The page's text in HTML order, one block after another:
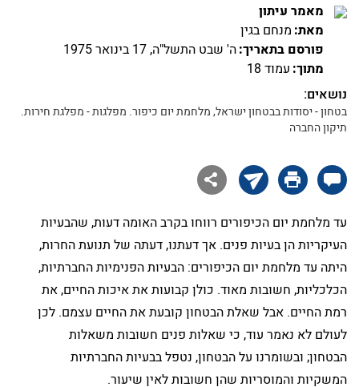
מאמר עיתון
מאת: מנחם בגין
פורסם בתאריך:ה' שבט התשל"ה, 17 בינואר 1975
מתוך: עמוד 18
נושאים:
בטחון - יסודות בבטחון ישראל, מלחמת יום כיפור. מפלגות - מפלגת חירות.
תיקון החברה

עד מלחמת יום הכיפורים רווחו בקרב האומה דעות, שהבעיות
העיקריות הן בעיות פנים. אך דעתנו, דעתה של תנועת החרות,
היתה עד מלחמת יום הכיפורים: הבעיות הפנימיות החברתיות,
הכלכליות, חשובות מאוד. כולן קבועות את איכות החיים, את
רמת החיים. אבל שאלת הבטחון קובעת את החיים עצמם. לכן
לעולם לא נאמר עוד, כי שאלות פנים חשובות משאלות
הבטחון; ובשומרנו על הבטחון, נטפל בבעיות החברתיות
המשקיות והמוסריות שהן חשובות לאין שיעור.